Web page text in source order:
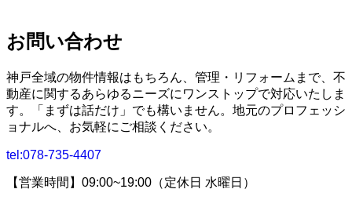
お問い合わせ
神戸全域の物件情報はもちろん、管理・リフォームまで、不
動産に関するあらゆるニーズにワンストップで対応いたしま
す。「まずは話だけ」でも構いません。地元のプロフェッシ
ョナルへ、お気軽にご相談ください。
tel:078-735-4407
【営業時間】09:00~19:00（定休日 水曜日）